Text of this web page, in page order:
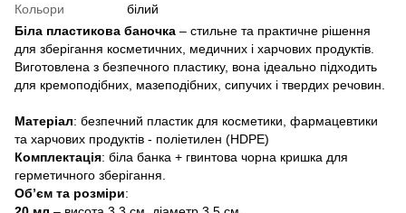
Кольори
білий
Біла пластикова баночка – стильне та практичне рішення
для зберігання косметичних, медичних і харчових продуктів.
Виготовлена з безпечного пластику, вона ідеально підходить
для кремоподібних, мазеподібних, сипучих і твердих речовин.
Матеріал: безпечний пластик для косметики, фармацевтики
та харчових продуктів - поліетилен (HDPE)
Комплектація: біла банка + гвинтова чорна кришка для
герметичного зберігання.
Об’єм та розміри: